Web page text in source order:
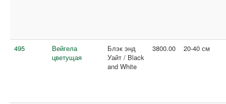
495
Вейгела
цветущая
Блэк энд
Уайт / Black
and White
3800.00 20-40 см